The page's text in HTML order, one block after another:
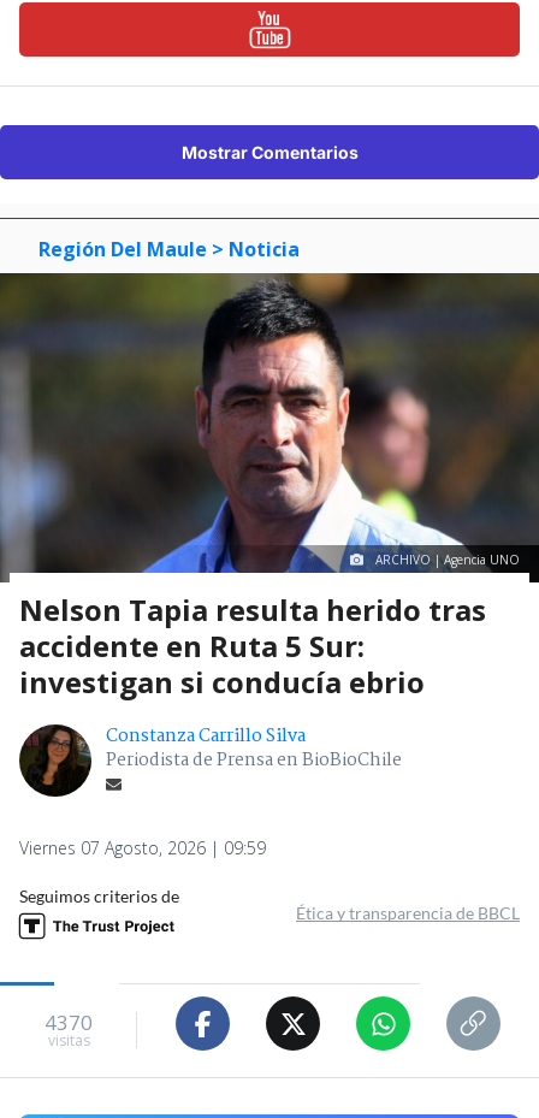
Mostrar Comentarios
Región Del Maule > Noticia
ARCHIVO | Agencia UNO
Nelson Tapia resulta herido tras
accidente en Ruta 5 Sur:
investigan si conducía ebrio
Constanza Carrillo Silva
Periodista de Prensa en BioBioChile
Viernes 07 Agosto, 2026 | 09:59
Seguimos criterios de
Ética y transparencia de BBCL
4370
visitas